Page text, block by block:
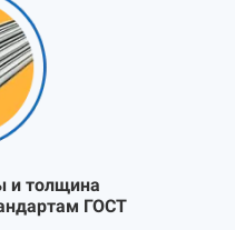
и толщина
ГОСТ